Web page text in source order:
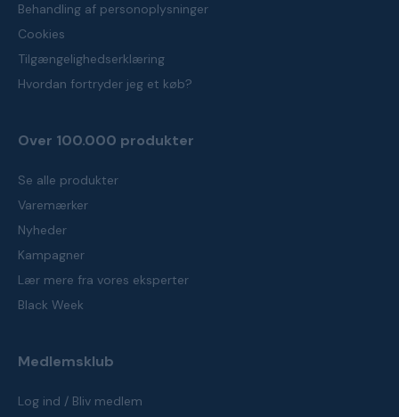
Behandling af personoplysninger
Cookies
Tilgængelighedserklæring
Hvordan fortryder jeg et køb?
Over 100.000 produkter
Se alle produkter
Varemærker
Nyheder
Kampagner
Lær mere fra vores eksperter
Black Week
Medlemsklub
Log ind / Bliv medlem